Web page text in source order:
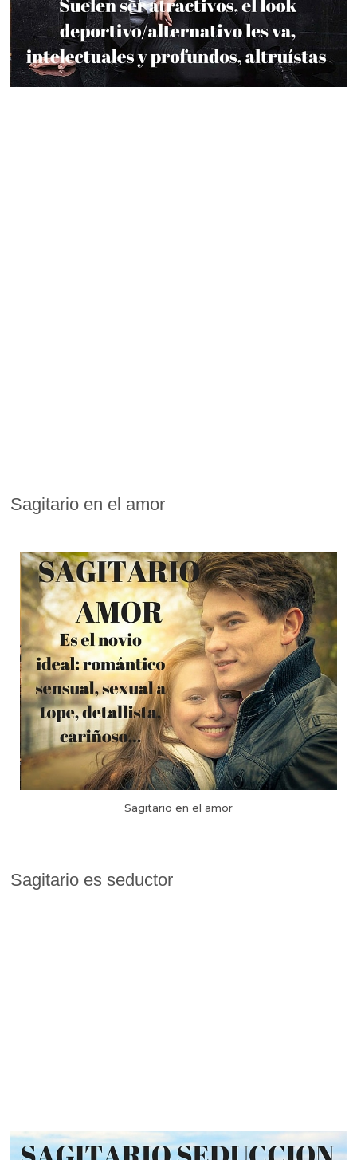
Sagitario en el amor
Sagitario en el amor
Sagitario es seductor